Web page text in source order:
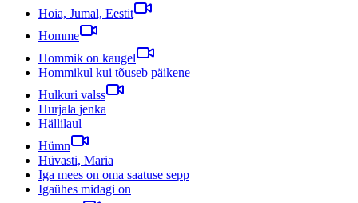
Hoia, Jumal, Eestit
Homme
Hommik on kaugel
Hommikul kui tõuseb päikene
Hulkuri valss
Hurjala jenka
Hällilaul
Hümn
Hüvasti, Maria
Iga mees on oma saatuse sepp
Igaühes midagi on